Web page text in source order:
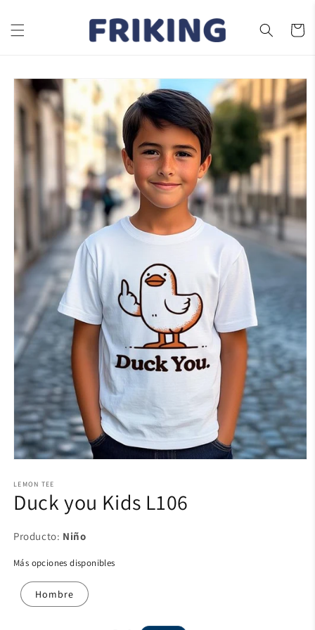
al contenido
Carrito
directamente
a la
información
del producto
LEMON TEE
Duck you Kids L106
Producto: Niño
Más opciones disponibles
Hombre